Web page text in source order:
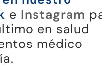
e Instagram
en salud
médico